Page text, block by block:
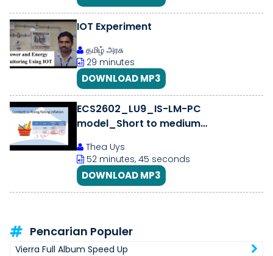
IOT Experiment
தமிழ் அரசு
29 minutes
DOWNLOAD MP3
ECS2602_LU9_IS-LM-PC
model_Short to medium
contraction_22 Sept 2025_SKP
Thea Uys
52 minutes, 45 seconds
DOWNLOAD MP3
Pencarian Populer
Vierra Full Album Speed Up